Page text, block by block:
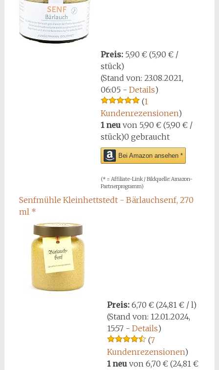
Preis: 5,90 € (5,90 € /
stück)
(Stand von: 23.08.2021,
06:05 - Details)
(1
Kundenrezensionen)
1 neuvon 5,90 € (5,90 € /
stück)0 gebraucht
Bei Amazon ansehen *
(* = Affiliate-Link / Bildquelle: Amazon-
Partnerprogramm)
Senfmühle Kleinhettstedt - Bärlauchsenf, 270
ml *
Preis: 6,70 € (24,81 € / l)
(Stand von: 12.01.2024,
15:57 - Details)
(7
Kundenrezensionen)
1 neuvon 6,70 € (24,81 €